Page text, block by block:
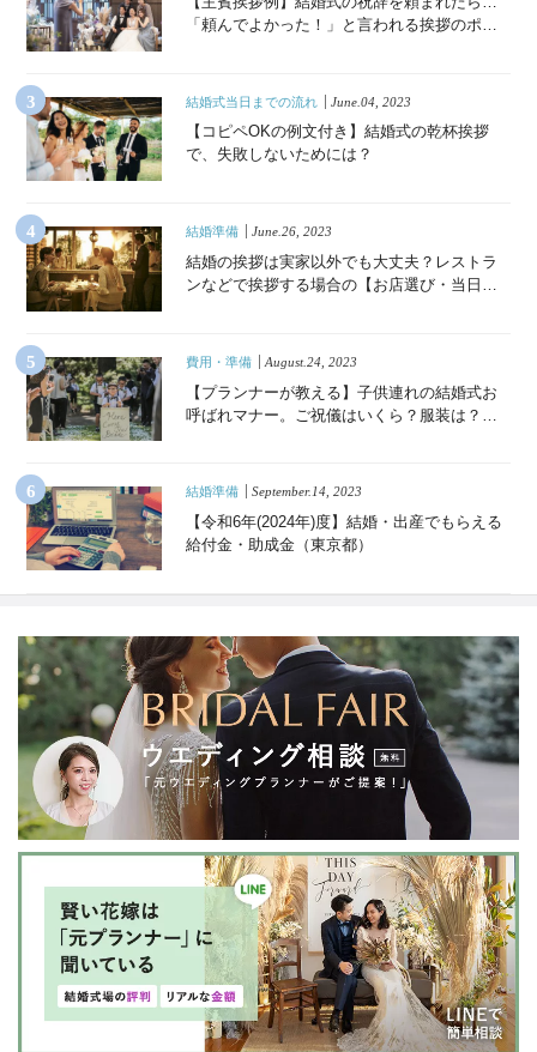
「頼んでよかった！」と言われる挨拶のポイ
結婚式当日までの流れ June.04, 2023
【コピペOKの例文付き】結婚式の乾杯挨拶
で、失敗しないためには？
結婚準備 June.26, 2023
結婚の挨拶は実家以外でも大丈夫？レストラ
ンなどで挨拶する場合の【お店選び・当日の
費用・準備 August.24, 2023
【プランナーが教える】子供連れの結婚式お
呼ばれマナー。ご祝儀はいくら？服装は？必
結婚準備 September.14, 2023
【令和6年(2024年)度】結婚・出産でもらえる
給付金・助成金（東京都）